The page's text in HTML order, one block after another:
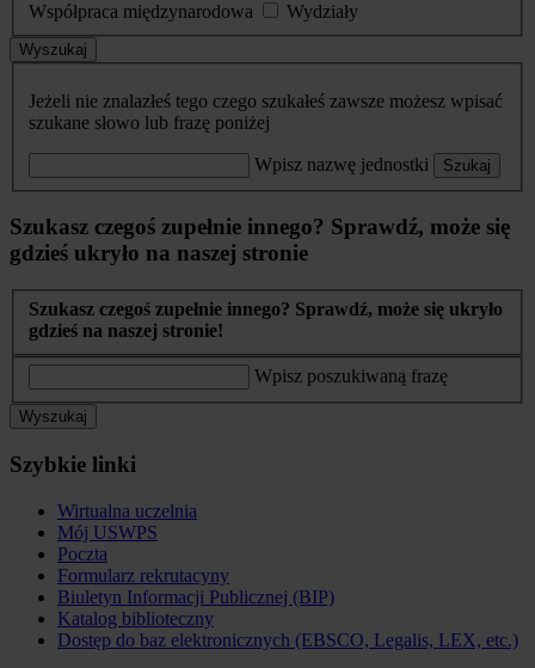
Współpraca międzynarodowa
Wydziały
Wyszukaj
Jeżeli nie znalazłeś tego czego szukałeś zawsze możesz wpisać
szukane słowo lub frazę poniżej
Wpisz nazwę jednostki Szukaj
Szukasz czegoś zupełnie innego? Sprawdź, może się
gdzieś ukryło na naszej stronie
Szukasz czegoś zupełnie innego? Sprawdź, może się ukryło
gdzieś na naszej stronie!
Wpisz poszukiwaną frazę
Wyszukaj
Szybkie linki
Wirtualna uczelnia
Mój USWPS
Poczta
Formularz rekrutacyny
Biuletyn Informacji Publicznej (BIP)
Katalog biblioteczny
Dostęp do baz elektronicznych (EBSCO, Legalis, LEX, etc.)